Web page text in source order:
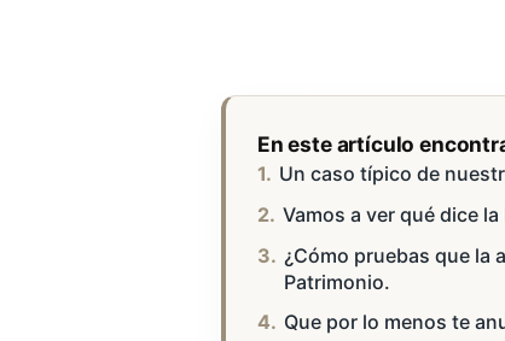
En este artículo
Un caso típico de
Vamos a ver qué dice
¿Cómo pruebas que la
Patrimonio.
Que por lo menos te